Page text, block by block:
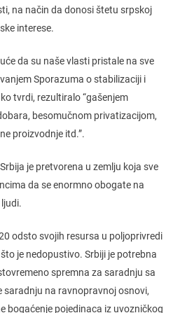
na način da donosi štetu srpskoj
interese.
da su naše vlasti pristale na sve
Sporazuma o stabilizaciji i
tvrdi, rezultiralo “gašenjem
besomučnom privatizacijom,
proizvodnje itd.”.
je pretvorena u zemlju koja sve
da se enormno obogate na
odsto svojih resursa u poljoprivredi
je nedopustivo. Srbiji je potrebna
spremna za saradnju sa
saradnju na ravnopravnoj osnovi,
bogaćenje pojedinaca iz uvozničkog